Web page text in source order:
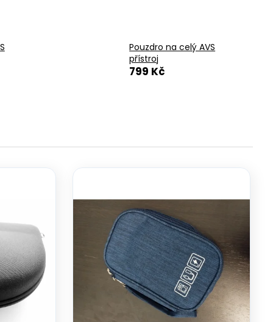
Pouzdro na celý AVS
přístroj
799 Kč